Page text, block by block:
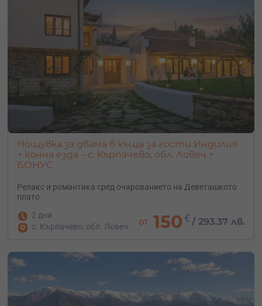
Нощувка за двама в къща за гости Индилия
+ конна езда – с. Кърпачево, обл. Ловеч +
БОНУС
Релакс и романтика сред очарованието на Деветашкото
плато
2 дни
с. Кърпачево, обл. Ловеч
от 150 € / 293.37 лв.